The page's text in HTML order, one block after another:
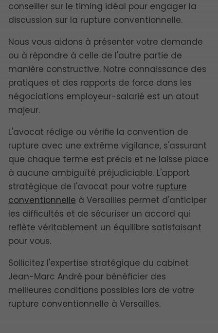
conseiller sur le timing idéal pour engager la
discussion sur la rupture conventionnelle.
Nous vous aidons à présenter votre demande
ou à répondre à celle de l'autre partie de
manière constructive. Notre connaissance des
pratiques et des rapports de force dans les
négociations employeur-salarié est un atout
majeur.
L'avocat rédige ou vérifie la convention de
rupture avec une extrême vigilance, s'assurant
que chaque terme est précis et ne laisse place
à aucune ambiguïté préjudiciable. L'apport
stratégique de l'avocat pour votre rupture
conventionnelle à Versailles permet d'anticiper
les difficultés et de sécuriser un accord qui
reflète véritablement un équilibre satisfaisant
pour vous.
Sollicitez l'expertise stratégique du cabinet
Jean-Marc André pour bénéficier des
meilleures conditions possibles lors de votre
rupture conventionnelle à Versailles.